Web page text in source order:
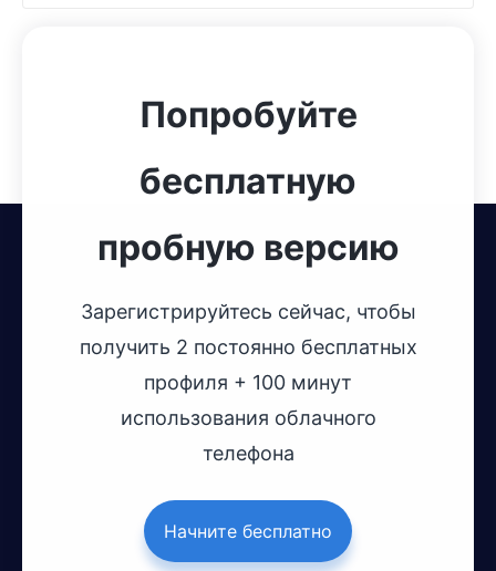
Попробуйте
бесплатную
пробную версию
Зарегистрируйтесь сейчас, чтобы
получить 2 постоянно бесплатных
профиля + 100 минут
использования облачного
телефона
Начните бесплатно